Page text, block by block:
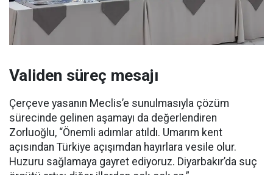
Validen süreç mesajı
Çerçeve yasanın Meclis’e sunulmasıyla çözüm
sürecinde gelinen aşamayı da değerlendiren
Zorluoğlu, “Önemli adımlar atıldı. Umarım kent
açısından Türkiye açışımdan hayırlara vesile olur.
Huzuru sağlamaya gayret ediyoruz. Diyarbakır’da suç